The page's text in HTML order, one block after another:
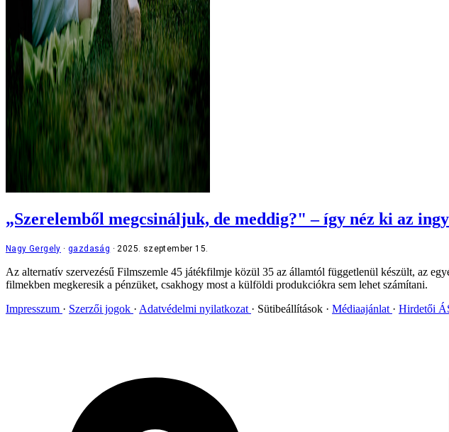
„Szerelemből megcsináljuk, de meddig?" – így néz ki az
Nagy Gergely gazdaság 2025. szeptember 15.
Az alternatív szervezésű Filmszemle 45 játékfilmje közül 35 az államtól függetlenül készült, az
filmekben megkeresik a pénzüket, csakhogy most a külföldi produkciókra sem lehet számítani.
Impresszum
Szerzői jogok Adatvédelmi nyilatkozat Sütibeállítások Médiaajánlat Hirdetői